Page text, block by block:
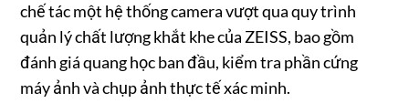
chế tác một hệ thống camera vượt qua quy trình
quản lý chất lượng khắt khe của ZEISS, bao gồm
đánh giá quang học ban đầu, kiểm tra phần cứng
máy ảnh và chụp ảnh thực tế xác minh.